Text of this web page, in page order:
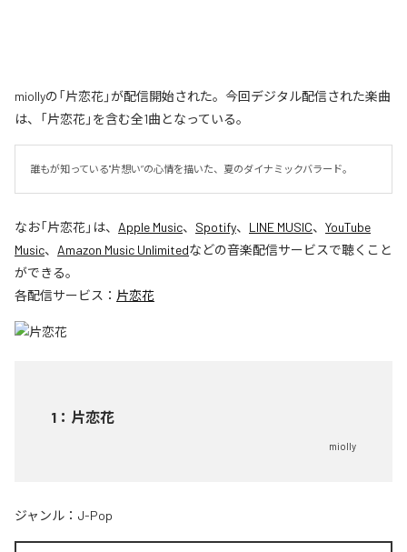
miollyの「片恋花」が配信開始された。今回デジタル配信された楽曲
は、「片恋花」を含む全1曲となっている。
誰もが知っている"片想い”の心情を描いた、夏のダイナミックバラード。
なお「片恋花」は、 Apple Music、 Spotify、 LINE MUSIC、 YouTube
Music、 Amazon Music Unlimitedなどの音楽配信サービスで聴くこと
ができる。
各配信サービス： 片恋花
1 ： 片恋花
miolly
ジャンル： J-Pop